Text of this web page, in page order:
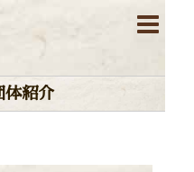
体紹介